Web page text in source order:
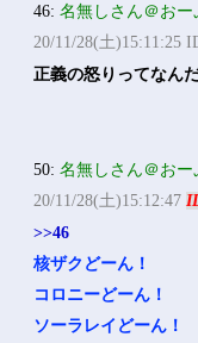
46:名無しさん＠おー
20/11/28(土)15:11:25
正義の怒りってなん
50:名無しさん＠おー
20/11/28(土)15:12:47
>>46
核ザクどーん！
コロニーどーん！
ソーラレイどーん！